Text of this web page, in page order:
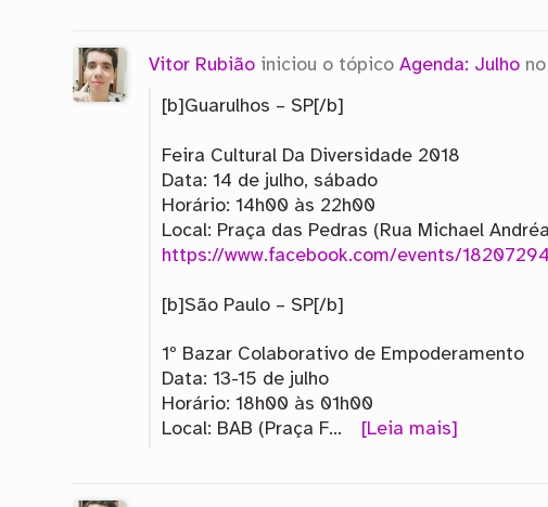
Vitor Rubião iniciou o tópicoAgenda: Julho
[b]Guarulhos – SP[/b]
Feira Cultural Da Diversidade 2018
Data: 14 de julho, sábado
Horário: 14h00 às 22h00
Local: Praça das Pedras (Rua Michael
https://www.facebook.com/events/
[b]São Paulo – SP[/b]
1º Bazar Colaborativo de Empoderamento
Data: 13-15 de julho
Horário: 18h00 às 01h00
Local: BAB (Praça F…
[Leia mais]